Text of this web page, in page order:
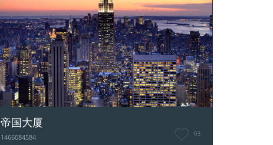
帝国大厦
1466084584 93